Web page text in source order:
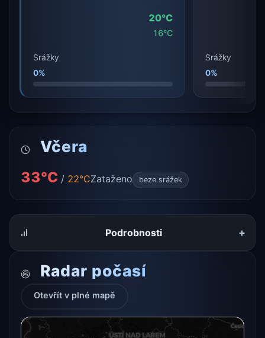
20°C
16°C
Srážky
0%
Srážky
0%
Včera
33°C / 22°CZataženo beze srážek
Podrobnosti +
Radar počasí
Otevřít v plné mapě